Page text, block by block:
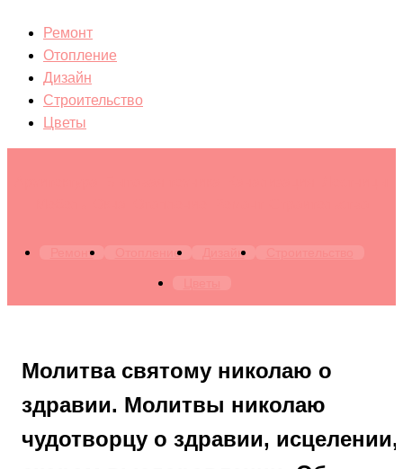
Ремонт
Отопление
Дизайн
Строительство
Цветы
Ремонт Отопление Дизайн
Молитва святому николаю о
здравии. Молитвы николаю
чудотворцу о здравии, исцелении,